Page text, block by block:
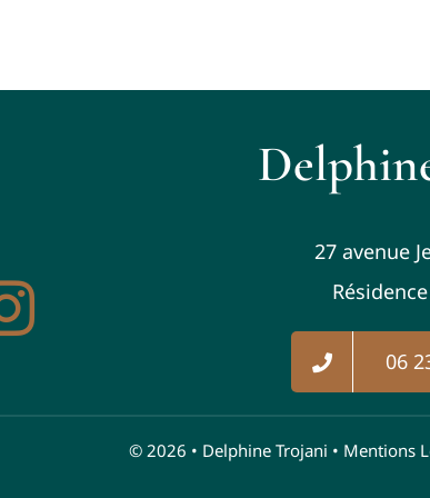
27 avenue
06
© 2026 • Delphine Trojani • Mentions